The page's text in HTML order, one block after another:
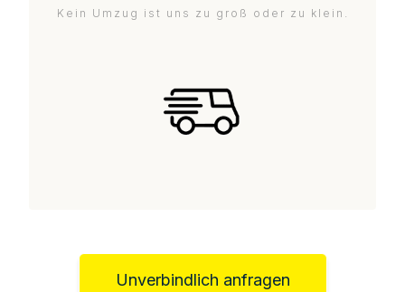
Kein Umzug ist uns zu groß oder zu klein.
Unverbindlich anfragen